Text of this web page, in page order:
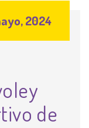
2024
de